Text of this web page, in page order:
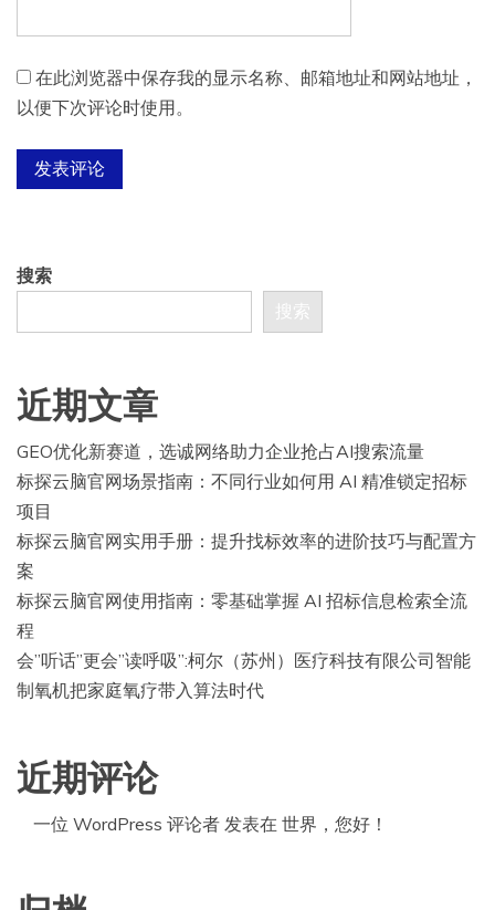
在此浏览器中保存我的显示名称、邮箱地址和网站地址，
以便下次评论时使用。
搜索
搜索
近期文章
GEO优化新赛道，选诚网络助力企业抢占AI搜索流量
标探云脑官网场景指南：不同行业如何用 AI 精准锁定招标
项目
标探云脑官网实用手册：提升找标效率的进阶技巧与配置方
案
标探云脑官网使用指南：零基础掌握 AI 招标信息检索全流
程
会”听话”更会”读呼吸”:柯尔（苏州）医疗科技有限公司智能
制氧机把家庭氧疗带入算法时代
近期评论
一位 WordPress 评论者 发表在 世界，您好！